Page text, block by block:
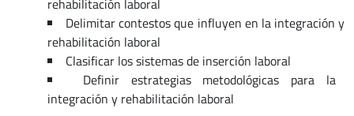
rehabilitación laboral
Delimitar contestos que influyen en la integración y
rehabilitación laboral
Clasificar los sistemas de inserción laboral
Definir estrategias metodológicas para la
integración y rehabilitación laboral